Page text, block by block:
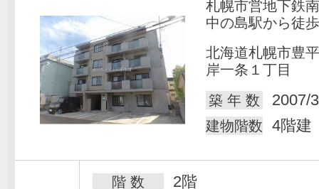
札幌市営地下鉄
中の島駅から徒
北海道札幌市豊
岸一条１丁目
築 年 数
2007/
建物階数 4階建
階 数 2階